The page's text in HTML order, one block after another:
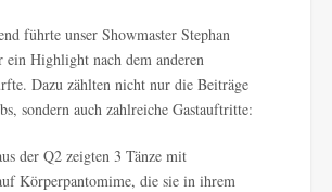
führte unser Showmaster Stephan
ein Highlight nach dem anderen
Dazu zählten nicht nur die Beiträge
sondern auch zahlreiche Gastauftritte:
der Q2 zeigten 3 Tänze mit
Körperpantomime, die sie in ihrem